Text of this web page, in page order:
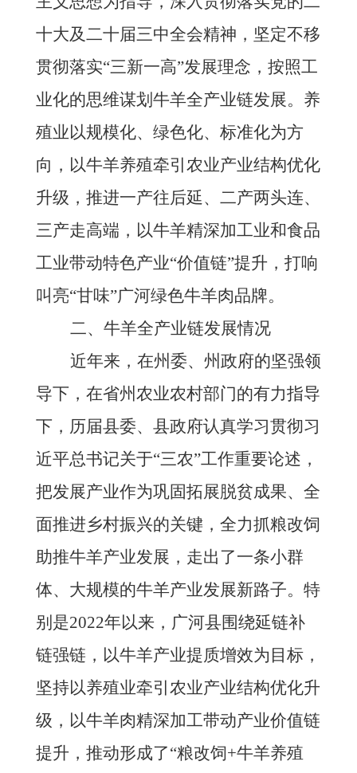
十大及二十届三中全会精神，坚定不移
贯彻落实“三新一高”发展理念，按照工
业化的思维谋划牛羊全产业链发展。养
殖业以规模化、绿色化、标准化为方
向，以牛羊养殖牵引农业产业结构优化
升级，推进一产往后延、二产两头连、
三产走高端，以牛羊精深加工业和食品
工业带动特色产业“价值链”提升，打响
叫亮“甘味”广河绿色牛羊肉品牌。
二、牛羊全产业链发展情况
近年来，在州委、州政府的坚强领
导下，在省州农业农村部门的有力指导
下，历届县委、县政府认真学习贯彻习
近平总书记关于“三农”工作重要论述，
把发展产业作为巩固拓展脱贫成果、全
面推进乡村振兴的关键，全力抓粮改饲
助推牛羊产业发展，走出了一条小群
体、大规模的牛羊产业发展新路子。特
别是2022年以来，广河县围绕延链补
链强链，以牛羊产业提质增效为目标，
坚持以养殖业牵引农业产业结构优化升
级，以牛羊肉精深加工带动产业价值链
提升，推动形成了“粮改饲+牛羊养殖